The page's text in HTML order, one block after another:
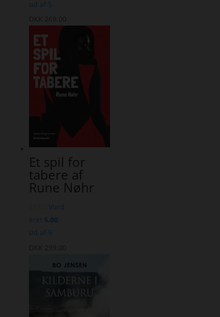
ud af 5
Et spil for
tabere af
Rune Nøhr
Vurd
eret 5.00
ud af 5